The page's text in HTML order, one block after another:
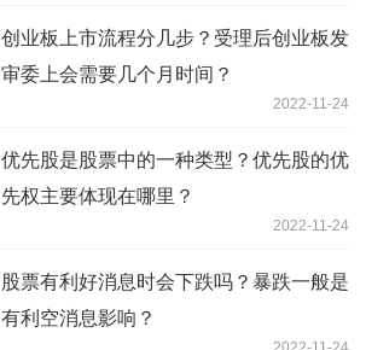
创业板上市流程分几步？受理后创业板发
审委上会需要几个月时间？
2022-11-24
优先股是股票中的一种类型？优先股的优
先权主要体现在哪里？
2022-11-24
股票有利好消息时会下跌吗？暴跌一般是
有利空消息影响？